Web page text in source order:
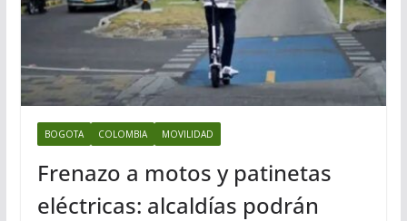
BOGOTA COLOMBIA MOVILIDAD
Frenazo a motos y patinetas
eléctricas: alcaldías podrán